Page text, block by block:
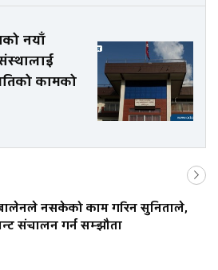
नयाँ
कामको
बालेनले नसकेको काम गरिन सुनिताले,
संचालन गर्न सम्झौता